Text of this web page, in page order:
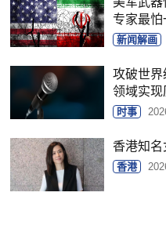
专家最怕
新闻解画
攻破世
领域实现
时事
香港知名
香港